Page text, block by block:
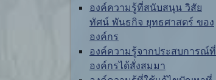
องค์ความรู้ที่สนับสนุน วิสัย
ทัศน์ พันธกิจ ยุทธศาสตร์ ของ
องค์กร
องค์ความรู้จากประสบการณ์ที่
องค์กรได้สั่งสมมา